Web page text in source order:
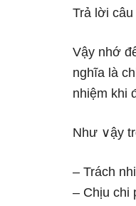
Trả lời câu
Vậy nhớ
nghĩa Ɩà
nhiệm khi
Như ∨ậy
– Trách
– Chịu chi